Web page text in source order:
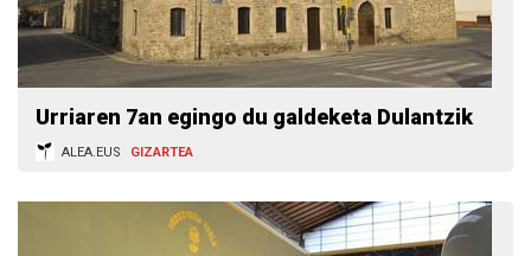
Urriaren 7an egingo du galdeketa Dulantzik
ALEA.EUS GIZARTEA